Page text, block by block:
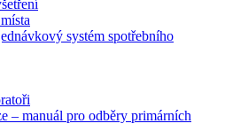
systém spotřebního
– manuál pro odběry primárních